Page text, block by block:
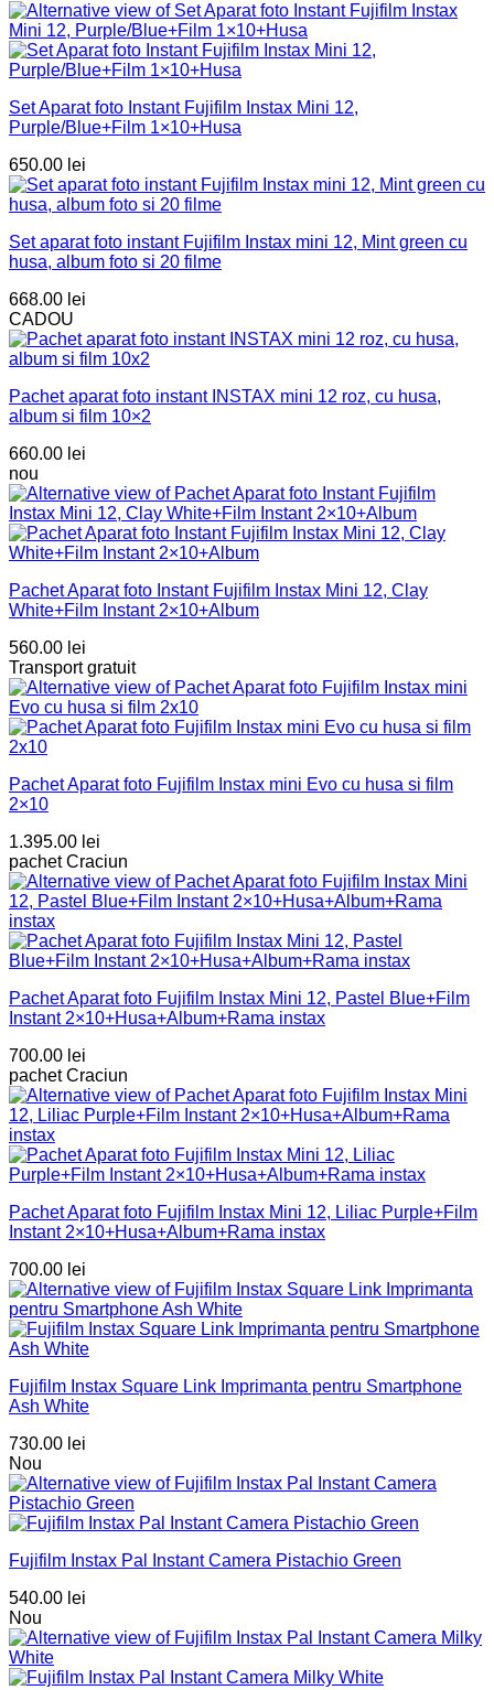
Set Aparat foto Instant Fujifilm Instax Mini 12,
Purple/Blue+Film 1×10+Husa
650.00 lei
Set aparat foto instant Fujifilm Instax mini 12, Mint green cu
husa, album foto si 20 filme
668.00 lei
CADOU
Pachet aparat foto instant INSTAX mini 12 roz, cu husa,
album si film 10×2
660.00 lei
nou
Pachet Aparat foto Instant Fujifilm Instax Mini 12, Clay
White+Film Instant 2×10+Album
560.00 lei
Transport gratuit
Pachet Aparat foto Fujifilm Instax mini Evo cu husa si film
2×10
1.395.00 lei
pachet Craciun
Pachet Aparat foto Fujifilm Instax Mini 12, Pastel Blue+Film
Instant 2×10+Husa+Album+Rama instax
700.00 lei
pachet Craciun
Pachet Aparat foto Fujifilm Instax Mini 12, Liliac Purple+Film
Instant 2×10+Husa+Album+Rama instax
700.00 lei
Fujifilm Instax Square Link Imprimanta pentru Smartphone
Ash White
730.00 lei
Nou
Fujifilm Instax Pal Instant Camera Pistachio Green
540.00 lei
Nou